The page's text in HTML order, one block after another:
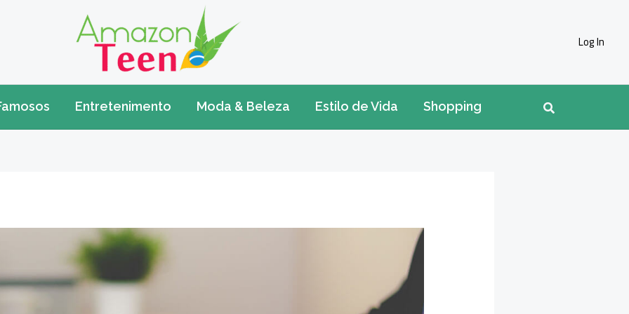
Log In
Entretenimento Moda & Beleza Estilo de Vida Shopping Pesquisar